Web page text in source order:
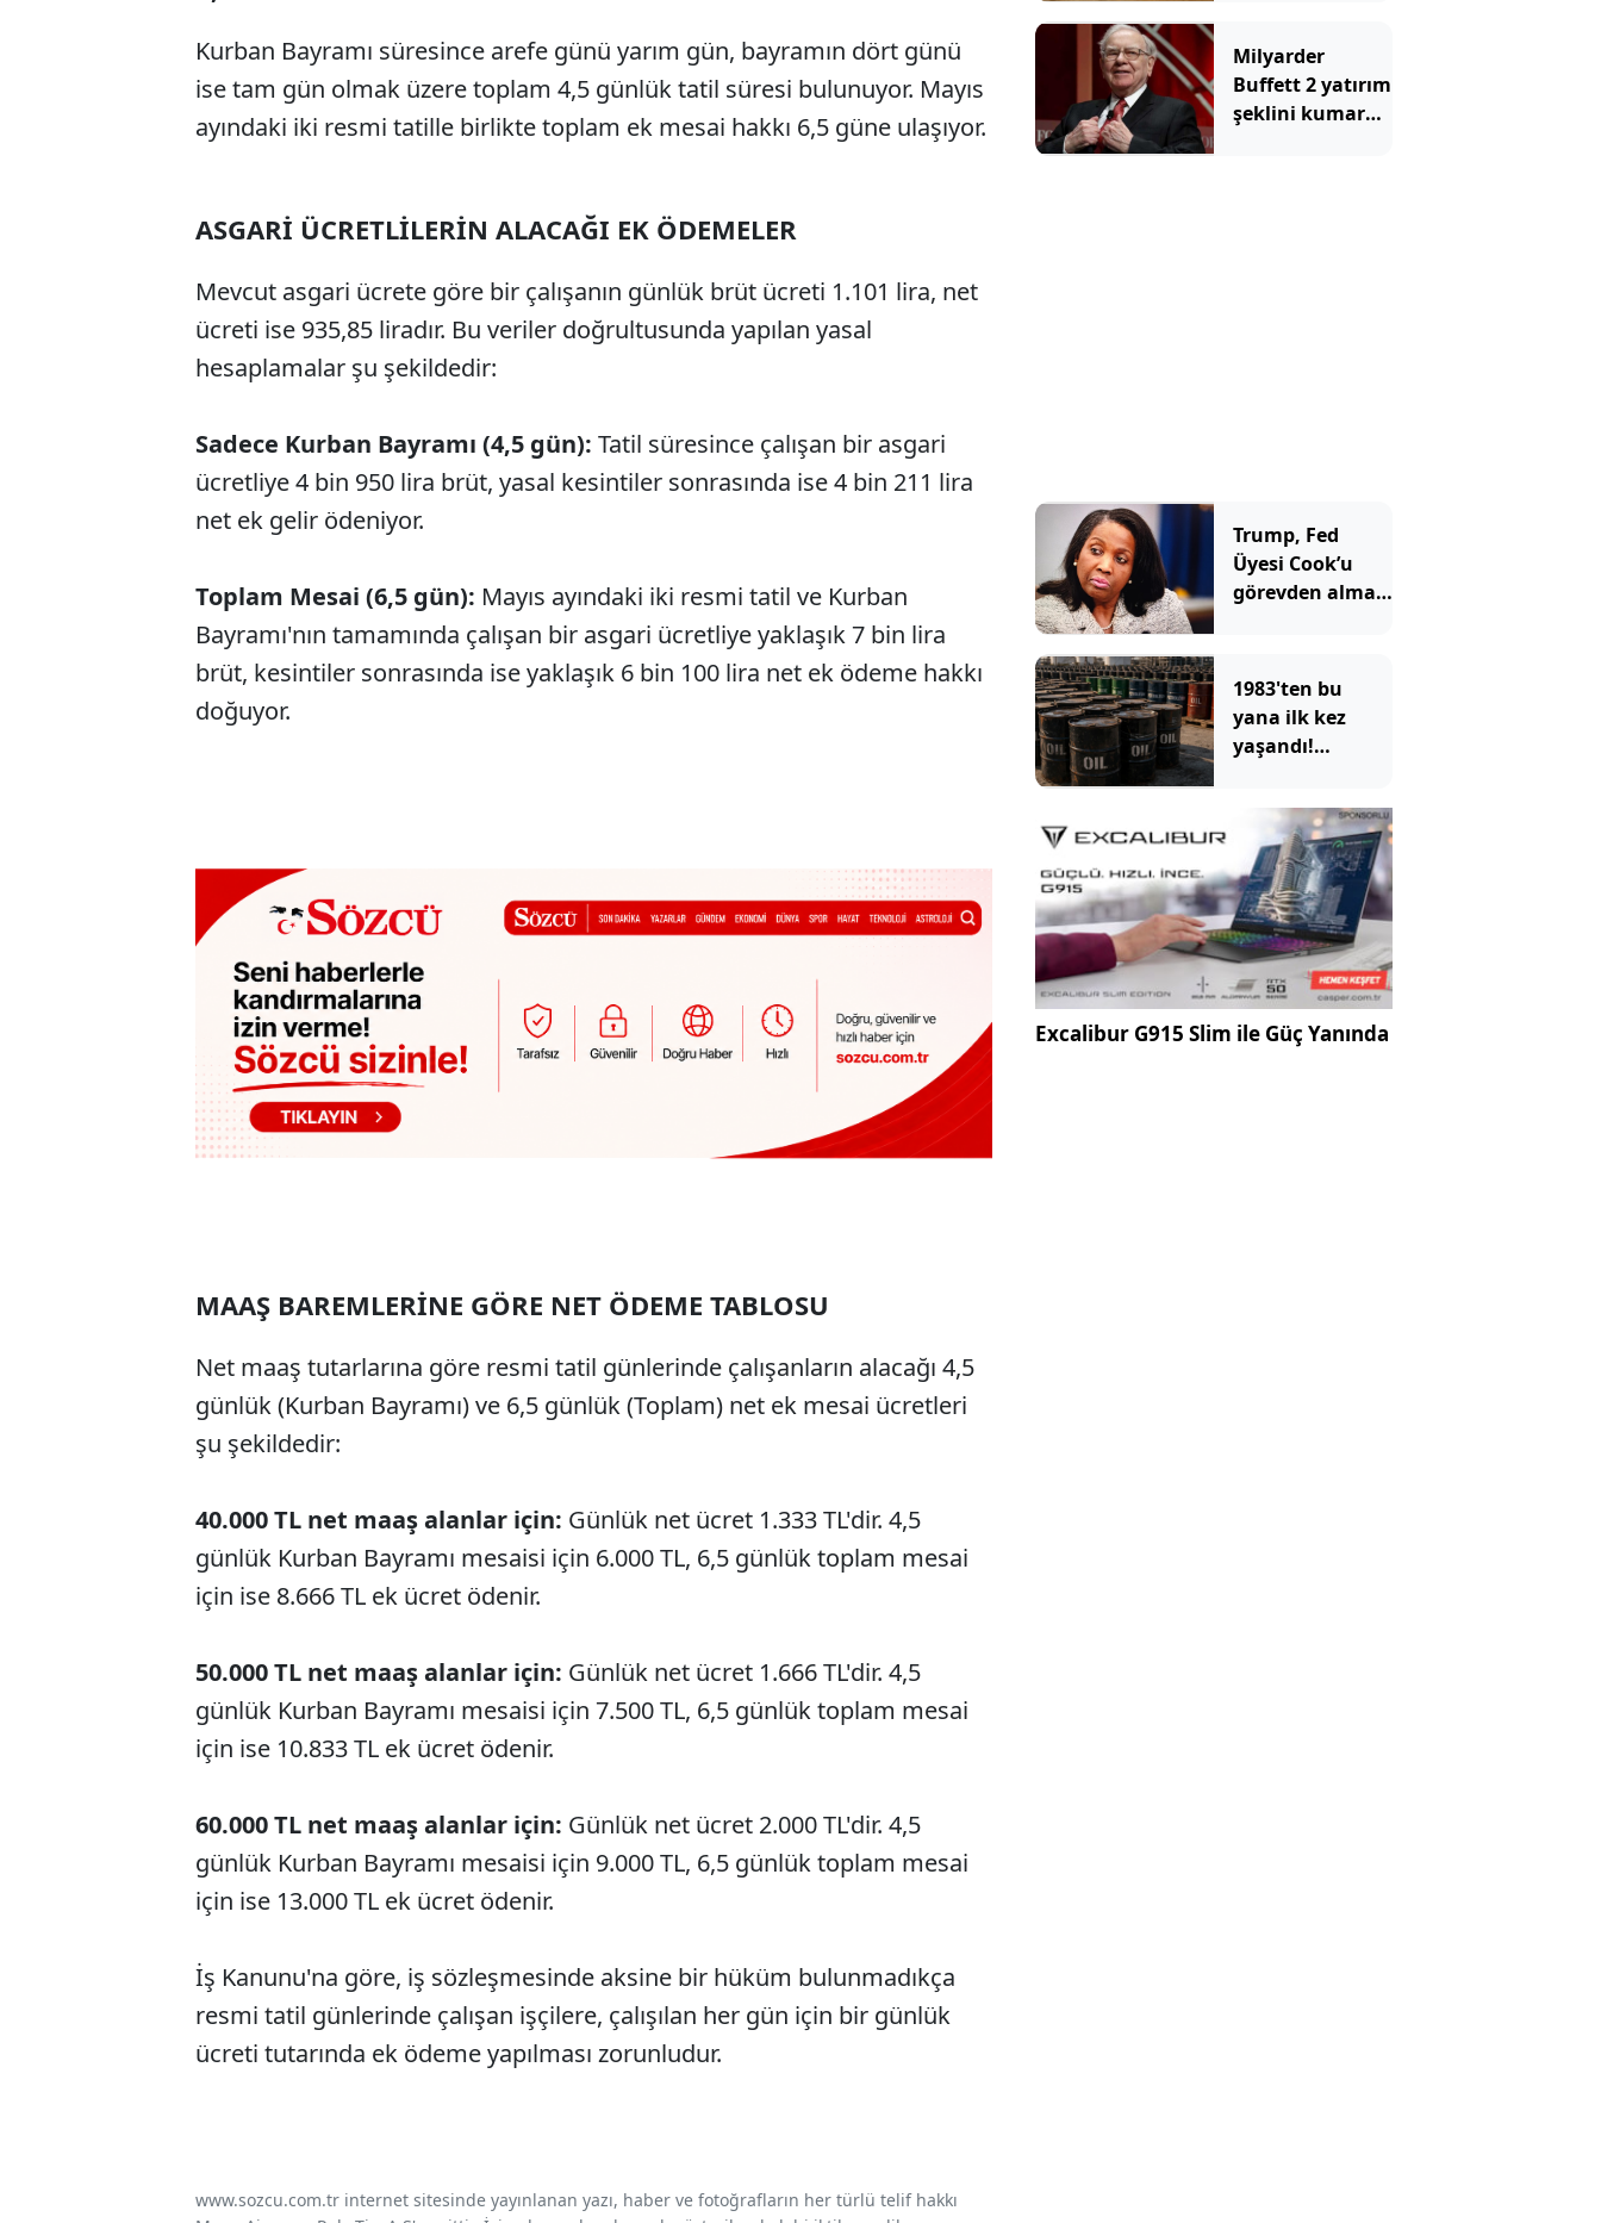
Kurban Bayramı süresince arefe günü yarım gün, bayramın dört günü
ise tam gün olmak üzere toplam 4,5 günlük tatil süresi bulunuyor. Mayıs
ayındaki iki resmi tatille birlikte toplam ek mesai hakkı 6,5 güne ulaşıyor.
ASGARİ ÜCRETLİLERİN ALACAĞI EK ÖDEMELER
Mevcut asgari ücrete göre bir çalışanın günlük brüt ücreti 1.101 lira, net
ücreti ise 935,85 liradır. Bu veriler doğrultusunda yapılan yasal
hesaplamalar şu şekildedir:
Sadece Kurban Bayramı (4,5 gün): Tatil süresince çalışan bir asgari
ücretliye 4 bin 950 lira brüt, yasal kesintiler sonrasında ise 4 bin 211 lira
net ek gelir ödeniyor.
Toplam Mesai (6,5 gün): Mayıs ayındaki iki resmi tatil ve Kurban
Bayramı'nın tamamında çalışan bir asgari ücretliye yaklaşık 7 bin lira
brüt, kesintiler sonrasında ise yaklaşık 6 bin 100 lira net ek ödeme hakkı
doğuyor.
MAAŞ BAREMLERİNE GÖRE NET ÖDEME TABLOSU
Net maaş tutarlarına göre resmi tatil günlerinde çalışanların alacağı 4,5
günlük (Kurban Bayramı) ve 6,5 günlük (Toplam) net ek mesai ücretleri
şu şekildedir:
40.000 TL net maaş alanlar için: Günlük net ücret 1.333 TL'dir. 4,5
günlük Kurban Bayramı mesaisi için 6.000 TL, 6,5 günlük toplam mesai
için ise 8.666 TL ek ücret ödenir.
50.000 TL net maaş alanlar için: Günlük net ücret 1.666 TL'dir. 4,5
günlük Kurban Bayramı mesaisi için 7.500 TL, 6,5 günlük toplam mesai
için ise 10.833 TL ek ücret ödenir.
60.000 TL net maaş alanlar için: Günlük net ücret 2.000 TL'dir. 4,5
günlük Kurban Bayramı mesaisi için 9.000 TL, 6,5 günlük toplam mesai
için ise 13.000 TL ek ücret ödenir.
İş Kanunu'na göre, iş sözleşmesinde aksine bir hüküm bulunmadıkça
resmi tatil günlerinde çalışan işçilere, çalışılan her gün için bir günlük
ücreti tutarında ek ödeme yapılması zorunludur.
www.sozcu.com.tr internet sitesinde yayınlanan yazı, haber ve fotoğrafların her türlü telif hakkı
Milyarder
Buffett 2 yatırım
şeklini kumara
Trump, Fed
Üyesi Cook’u
görevden alma
1983'ten bu
yana ilk kez
yaşandı!
depoları hızla
eriyor
Excalibur G915 Slim ile Güç Yanında